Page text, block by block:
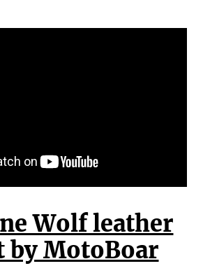
Wolf leather
by MotoBoar